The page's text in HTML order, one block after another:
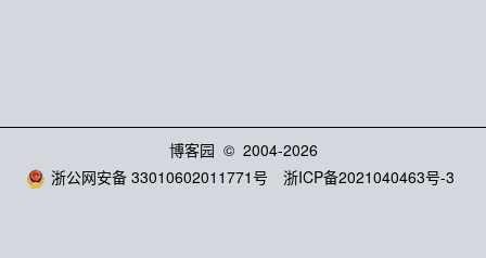
博客园 © 2004-2026
浙公网安备 33010602011771号
浙ICP备2021040463号-3